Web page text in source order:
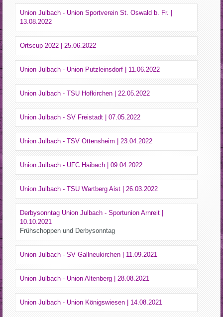
Union Julbach - Union Sportverein St. Oswald b. Fr. |
13.08.2022
Ortscup 2022 | 25.06.2022
Union Julbach - Union Putzleinsdorf | 11.06.2022
Union Julbach - TSU Hofkirchen | 22.05.2022
Union Julbach - SV Freistadt | 07.05.2022
Union Julbach - TSV Ottensheim | 23.04.2022
Union Julbach - UFC Haibach | 09.04.2022
Union Julbach - TSU Wartberg Aist | 26.03.2022
Derbysonntag Union Julbach - Sportunion Arnreit |
10.10.2021
Frühschoppen und Derbysonntag
Union Julbach - SV Gallneukirchen | 11.09.2021
Union Julbach - Union Altenberg | 28.08.2021
Union Julbach - Union Königswiesen | 14.08.2021